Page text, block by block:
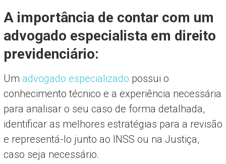
A importância de contar com um
advogado especialista em direito
previdenciário:
Um advogado especializado possui o
conhecimento técnico e a experiência necessária
para analisar o seu caso de forma detalhada,
identificar as melhores estratégias para a revisão
e representá-lo junto ao INSS ou na Justiça,
caso seja necessário.